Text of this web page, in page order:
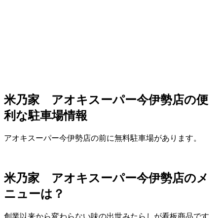
米乃家 アオキスーパー今伊勢店の便
利な駐車場情報
アオキスーパー今伊勢店の前に無料駐車場があります。
米乃家 アオキスーパー今伊勢店のメ
ニューは？
創業以来から変わらない味の出世みたらしが看板商品です。